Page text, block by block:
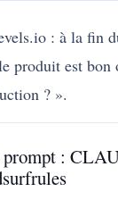
: à la fin
produit est bon
? ».
: